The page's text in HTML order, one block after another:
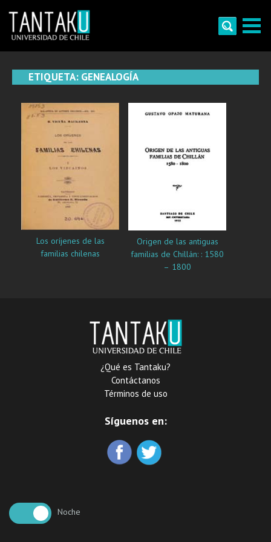
content
ETIQUETA: GENEALOGÍA
Los oríjenes de las
familias chilenas
Origen de las antiguas
familias de Chillán: : 1580
– 1800
¿Qué es Tantaku?
Contáctanos
Términos de uso
Síguenos en:
Noche